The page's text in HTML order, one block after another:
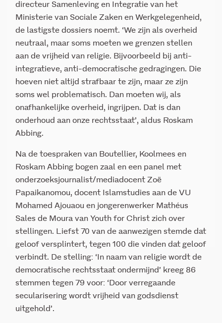
directeur Samenleving en Integratie van het
Ministerie van Sociale Zaken en Werkgelegenheid,
de lastigste dossiers noemt. ‘We zijn als overheid
neutraal, maar soms moeten we grenzen stellen
aan de vrijheid van religie. Bijvoorbeeld bij anti-
integratieve, anti-democratische gedragingen. Die
hoeven niet altijd strafbaar te zijn, maar ze zijn
soms wel problematisch. Dan moeten wij, als
onafhankelijke overheid, ingrijpen. Dat is dan
onderhoud aan onze rechtsstaat’, aldus Roskam
Abbing.
Na de toespraken van Boutellier, Koolmees en
Roskam Abbing bogen zaal en een panel met
onderzoeksjournalist/mediadocent Zoë
Papaikanomou, docent Islamstudies aan de VU
Mohamed Ajouaou en jongerenwerker Mathéus
Sales de Moura van Youth for Christ zich over
stellingen. Liefst 70 van de aanwezigen stemde dat
geloof versplintert, tegen 100 die vinden dat geloof
verbindt. De stelling: ‘In naam van religie wordt de
democratische rechtsstaat ondermijnd’ kreeg 86
stemmen tegen 79 voor: ‘Door verregaande
secularisering wordt vrijheid van godsdienst
uitgehold’.